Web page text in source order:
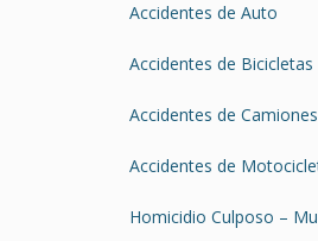
Accidentes de Auto
Accidentes de Bicicletas
Accidentes de Camiones
Accidentes de
Homicidio Culposo –